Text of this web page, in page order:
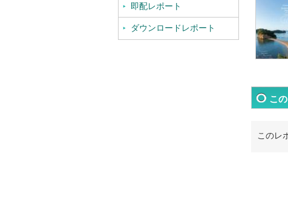
即配レポート
ダウンロードレポート
こ
このレ